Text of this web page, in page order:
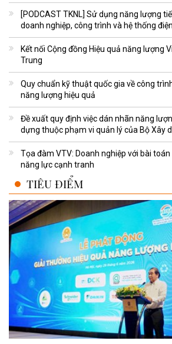
[PODCAST TKNL] Sử dụng năng lượng
doanh nghiệp, công trình và hệ thống
Kết nối Cộng đồng Hiệu quả năng lượng
Trung
Quy chuẩn kỹ thuật quốc gia về công
năng lượng hiệu quả
Đề xuất quy định việc dán nhãn năng
dựng thuộc phạm vi quản lý của Bộ Xây
Tọa đàm VTV: Doanh nghiệp với bài
năng lực cạnh tranh
TIÊU ĐIỂM